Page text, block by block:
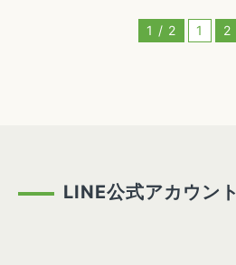
1 / 2 1 2
LINE公式アカウント